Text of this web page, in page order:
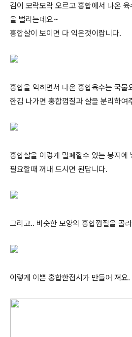
김이 모락모락 오르고 홍합에서 나온
을 벌리는데요~
홍합살이 보이면 다 익은것이랍니다.
홍합을 익히면서 나온 홍합육수는 국물
한김 나가면 홍합껍질과 살을 분리하여
홍합살을 이렇게 밀폐할수 있는 봉지에
필요할때 꺼내 드시면 된답니다.
그리고.. 비슷한 모양의 홍합껍질을 골
이렇게 이쁜 홍합한접시가 만들어 져요.